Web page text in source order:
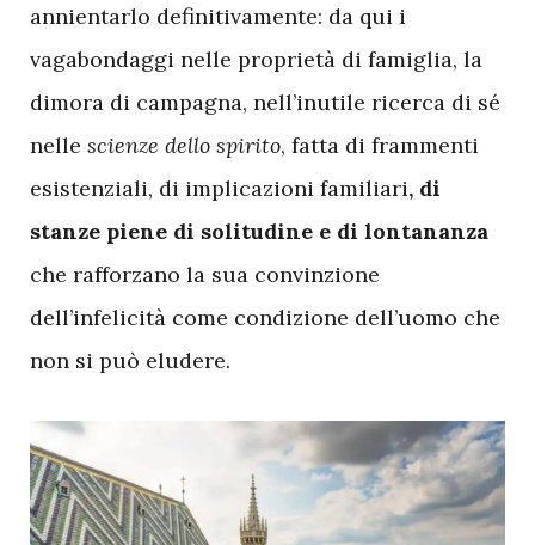
annientarlo definitivamente: da qui i
vagabondaggi nelle proprietà di famiglia, la
dimora di campagna, nell’inutile ricerca di sé
nelle scienze dello spirito, fatta di frammenti
esistenziali, di implicazioni familiari, di
stanze piene di solitudine e di lontananza
che rafforzano la sua convinzione
dell’infelicità come condizione dell’uomo che
non si può eludere.